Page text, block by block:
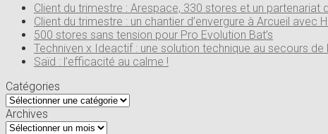
Client du trimestre : Arespace, 330 stores et un partenariat
Client du trimestre : un chantier d’envergure à Arcueil avec
500 stores sans tension pour Pro Evolution Bat’s
Techniven x Ideactif : une solution technique au secours de
Saïd : l’efficacité au calme !
Catégories
Catégories
Archives
Archives